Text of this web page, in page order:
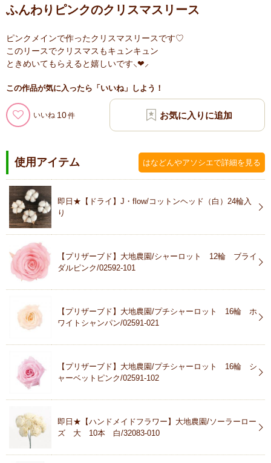
ふんわりピンクのクリスマスリース
ピンクメインで作ったクリスマスリースです♡
このリースでクリスマスもキュンキュン
ときめいてもらえると嬉しいです⸜❤︎⸝
この作品が気に入ったら「いいね」しよう！
いいね 10
使用アイテム はなどんやアソシエで詳細を見る
即日★【ドライ】J・flow/コットンヘッド（白）24輪入
り
【プリザーブド】大地農園/シャーロット 12輪 ブライ
ダルピンク/02592-101
【プリザーブド】大地農園/プチシャーロット 16輪 ホ
ワイトシャンパン/02591-021
【プリザーブド】大地農園/プチシャーロット 16輪 シ
ャーベットピンク/02591-102
即日★【ハンドメイドフラワー】大地農園/ソーラーロー
ズ 大 10本 白/32083-010